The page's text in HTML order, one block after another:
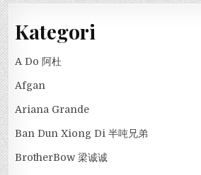
Kategori
A Do 阿杜
Afgan
Ariana Grande
Ban Dun Xiong Di 半吨兄弟
BrotherBow 梁诚诚